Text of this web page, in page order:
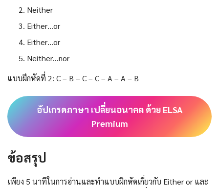
Neither
Either…or
Either…or
Neither…nor
แบบฝึกหัดที่ 2: C – B – C – C – A – A – B
อัปเกรดภาษา เปลี่ยนอนาคต ด้วย ELSA
Premium
ข้อสรุป
เพียง 5 นาทีในการอ่านและทำแบบฝึกหัดเกี่ยวกับ Either or และ